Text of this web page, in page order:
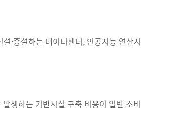
·증설하는 데이터센터, 인공지능 연산시
생하는 기반시설 구축 비용이 일반 소비